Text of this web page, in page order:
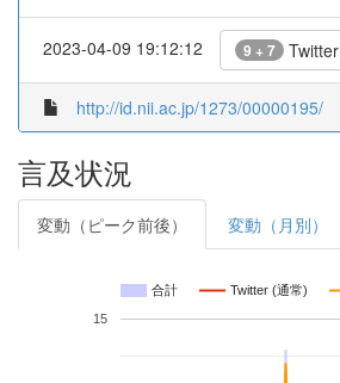
2023-04-09 19:12:12 9 + 7 Twitter
http://id.nii.ac.jp/1273/00000195/
言及状況
変動（ピーク前後） 変動（月別）
合計 Twitter (通常)
15